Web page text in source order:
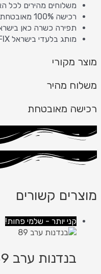
משלוחים מהירים לכל הארץ 2-7 ימי
רכישה 100% מאובטחת בכל אמצעי תשלום
תפירה כשרה כאן
מותג בלעדי בישראל FIX מטפחות
מוצר מקורי
משלוח מהיר
רכישה מאובטחת
מוצרים קשורים
קני יותר - שלמי פחות!
בנדנות ערב 89